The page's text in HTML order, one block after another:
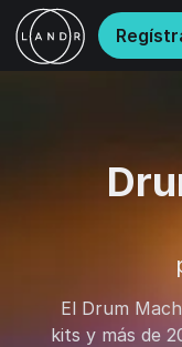
El Drum
kits y más de